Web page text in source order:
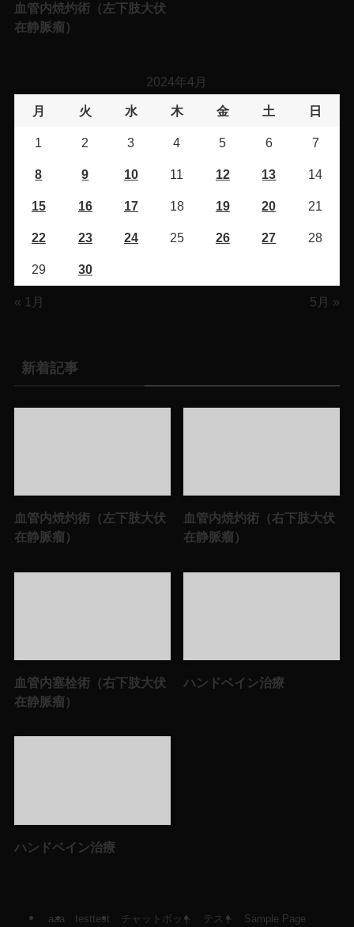
血管内焼灼術（左下肢大伏
在静脈瘤）
2024年4月
月 火 水 木 金 土 日
1 2 3 4 5 6 7
8 9 10 11 12 13 14
15 16 17 18 19 20 21
22 23 24 25 26 27 28
29 30
« 1月 5月 »
新着記事
血管内焼灼術（左下肢大伏
在静脈瘤）
血管内焼灼術（右下肢大伏
在静脈瘤）
血管内塞栓術（右下肢大伏
在静脈瘤）
ハンドベイン治療
ハンドベイン治療
aaa testtest チャットボット テスト Sample Page